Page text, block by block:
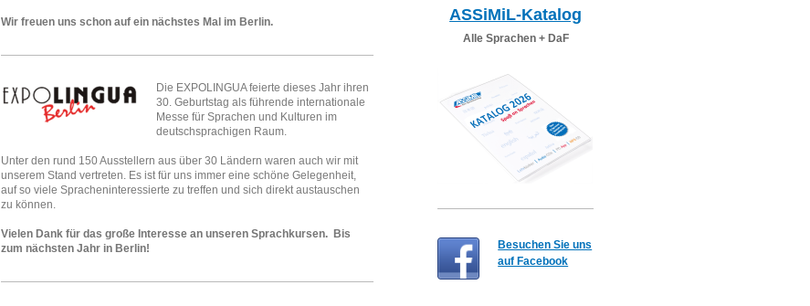
Wir freuen uns schon auf ein nächstes Mal im Berlin.
Die EXPOLINGUA feierte dieses Jahr ihren
30. Geburtstag als führende internationale
Messe für Sprachen und Kulturen im
deutschsprachigen Raum.
Unter den rund 150 Ausstellern aus über 30 Ländern waren auch wir mit
unserem Stand vertreten. Es ist für uns immer eine schöne Gelegenheit,
auf so viele Spracheninteressierte zu treffen und sich direkt austauschen
zu können.
Vielen Dank für das große Interesse an unseren Sprachkursen. Bis
zum nächsten Jahr in Berlin!
ASSiMiL-Katalog
Alle Sprachen + DaF
Besuchen Sie uns
auf Facebook